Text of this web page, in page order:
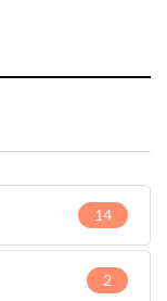
14
2